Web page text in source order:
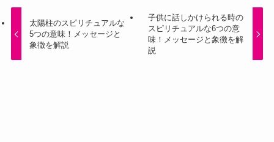
太陽柱のスピリチュアルな
5つの意味！メッセージと
象徴を解説
子供に話しかけられる時の
スピリチュアルな6つの意
味！メッセージと象徴を解
説